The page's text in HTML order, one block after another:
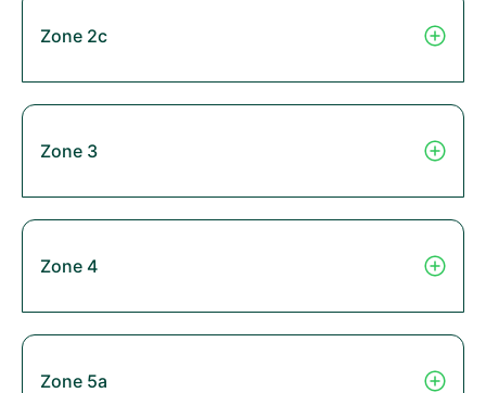
Zone 2c
Zone 3
Zone 4
Zone 5a